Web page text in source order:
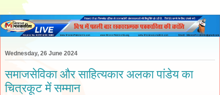
Wednesday, 26 June 2024
समाजसेविका और साहित्यकार अलका पांडेय का
चित्रकूट में सम्मान